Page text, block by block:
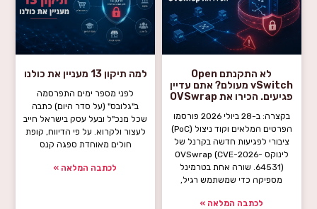
לא התקנתם Open
vSwitch מעולם? אתם עדיין
פגיעים. הכירו את OVSwrap
בקצרה: ב-28 ביולי 2026 פורסמו
הפרטים המלאים וקוד ניצול (PoC)
ציבורי לפגיעות חדשה בקרנל של
לינוקס OVSwrap (CVE-2026-
64531). שורה אחת בטרמינל
מספיקה כדי שמשתמש רגיל,
לכתבה המלאה »
למה תיקון 13 מעניין את כולנו
לפני מספר ימים התפרסמה
ב"גלובס" (על סדר היום) כתבה
שכל מנכ"ל ובעל עסק בישראל חייב
לעצור ולקרוא. על פי הדיווח, קופת
חולים מאוחדת ספגה קנס
לכתבה המלאה »